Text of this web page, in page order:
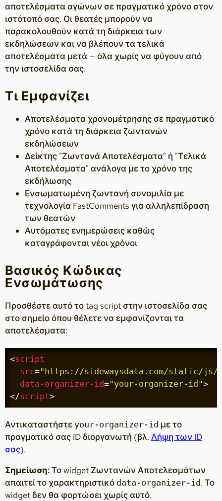
αποτελέσματα αγώνων σε πραγματικό χρόνο στον
ιστότοπό σας. Οι θεατές μπορούν να
παρακολουθούν κατά τη διάρκεια των
εκδηλώσεων και να βλέπουν τα τελικά
αποτελέσματα μετά — όλα χωρίς να φύγουν από
την ιστοσελίδα σας.
Τι Εμφανίζει
Αποτελέσματα χρονομέτρησης σε πραγματικό
χρόνο κατά τη διάρκεια ζωντανών
εκδηλώσεων
Δείκτης "Ζωντανά Αποτελέσματα" ή "Τελικά
Αποτελέσματα" ανάλογα με το χρόνο της
εκδήλωσης
Ενσωματωμένη ζωντανή συνομιλία με
τεχνολογία FastComments για αλληλεπίδραση
των θεατών
Αυτόματες ενημερώσεις καθώς
καταγράφονται νέοι χρόνοι
Βασικός Κώδικας
Ενσωμάτωσης
Προσθέστε αυτό το tag script στην ιστοσελίδα σας
στο σημείο όπου θέλετε να εμφανίζονται τα
αποτελέσματα:
<script
src="https://sidewaysdata.com/static/js/
data-organizer-id="your-organizer-id">
</script>
Αντικαταστήστε your-organizer-id με το
πραγματικό σας ID διοργανωτή (βλ. Λήψη των ID
σας).
Σημείωση:Το widget Ζωντανών Αποτελεσμάτων
απαιτεί το χαρακτηριστικό data-organizer-id. Το
widget δεν θα φορτώσει χωρίς αυτό.